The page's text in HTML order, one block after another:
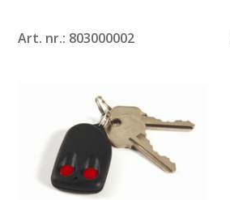
Art. nr.: 803000002